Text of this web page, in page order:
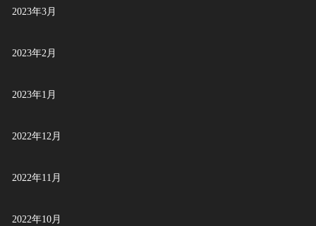
2023年3月
2023年2月
2023年1月
2022年12月
2022年11月
2022年10月